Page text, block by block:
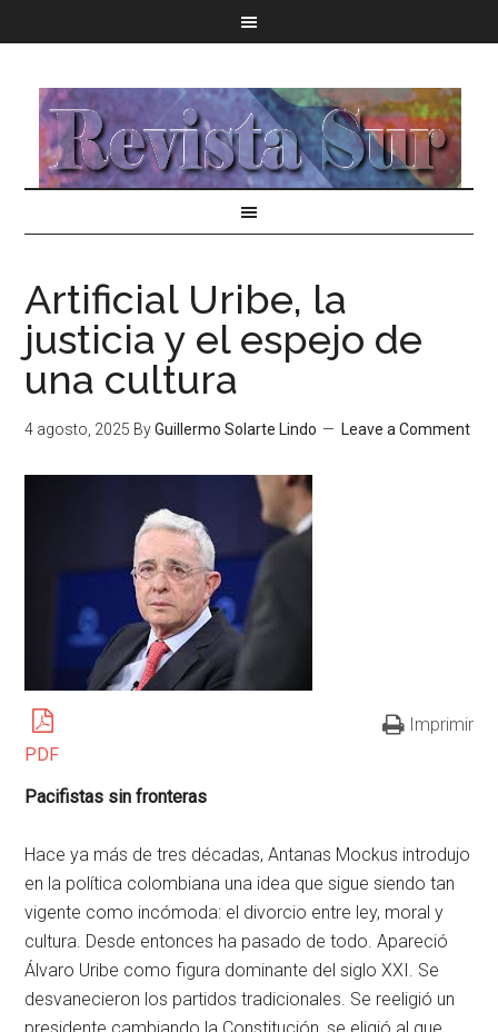
Artificial Uribe, la
justicia y el espejo de
una cultura
4 agosto, 2025 ByGuillermo Solarte Lindo Leave a Comment
PDF
Imprimir
Pacifistas sin fronteras
Hace ya más de tres décadas, Antanas Mockus introdujo
en la política colombiana una idea que sigue siendo tan
vigente como incómoda: el divorcio entre ley, moral y
cultura. Desde entonces ha pasado de todo. Apareció
Álvaro Uribe como figura dominante del siglo XXI. Se
desvanecieron los partidos tradicionales. Se reeligió un